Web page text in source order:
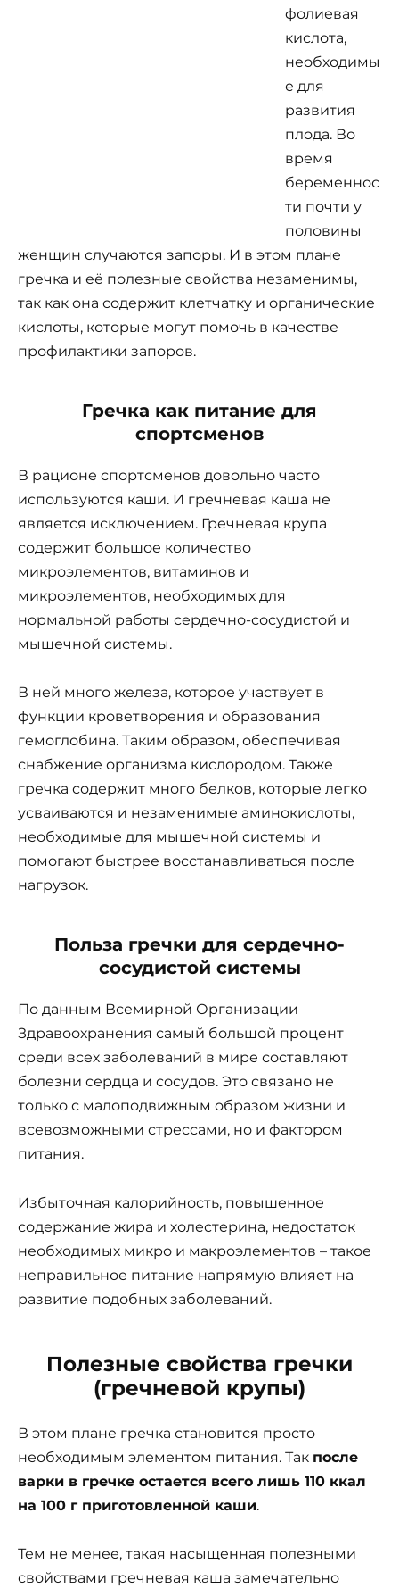
фолиевая
кислота,
необходимы
е для
развития
плода. Во
время
беременнос
ти почти у
половины
женщин случаются запоры. И в этом плане
гречка и её полезные свойства незаменимы,
так как она содержит клетчатку и органические
кислоты, которые могут помочь в качестве
профилактики запоров.
Гречка как питание для
спортсменов
В рационе спортсменов довольно часто
используются каши. И гречневая каша не
является исключением. Гречневая крупа
содержит большое количество
микроэлементов, витаминов и
микроэлементов, необходимых для
нормальной работы сердечно-сосудистой и
мышечной системы.
В ней много железа, которое участвует в
функции кроветворения и образования
гемоглобина. Таким образом, обеспечивая
снабжение организма кислородом. Также
гречка содержит много белков, которые легко
усваиваются и незаменимые аминокислоты,
необходимые для мышечной системы и
помогают быстрее восстанавливаться после
нагрузок.
Польза гречки для сердечно-
сосудистой системы
По данным Всемирной Организации
Здравоохранения самый большой процент
среди всех заболеваний в мире составляют
болезни сердца и сосудов. Это связано не
только с малоподвижным образом жизни и
всевозможными стрессами, но и фактором
питания.
Избыточная калорийность, повышенное
содержание жира и холестерина, недостаток
необходимых микро и макроэлементов – такое
неправильное питание напрямую влияет на
развитие подобных заболеваний.
Полезные свойства гречки
(гречневой крупы)
В этом плане гречка становится просто
необходимым элементом питания. Так после
варки в гречке остается всего лишь 110 ккал
на 100 г приготовленной каши.
Тем не менее, такая насыщенная полезными
свойствами гречневая каша замечательно